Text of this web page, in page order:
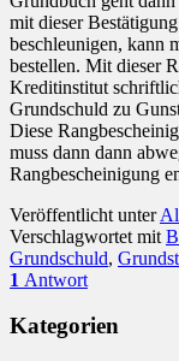
mit dieser
beschleunigen, kann
bestellen. Mit dieser
Kreditinstitut
Grundschuld zu
Diese
muss dann dann
Rangbescheinigung
Veröffentlicht unter
Verschlagwortet mit
Grundschuld,
1 Antwort
Kategorien